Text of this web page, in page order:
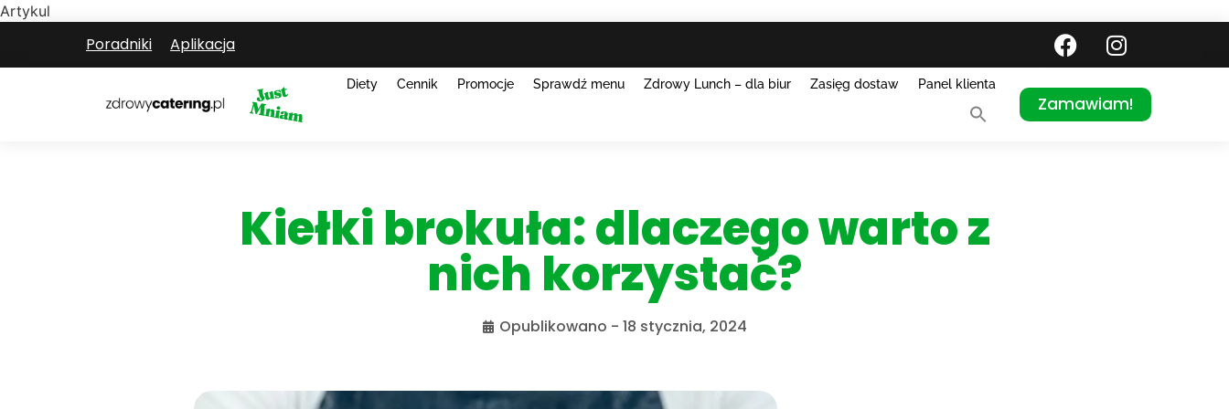
Artykul
Poradniki Aplikacja
Diety Cennik Promocje Sprawdź menu Zdrowy Lunch – dla biur Zasięg dostaw Panel klienta
Zamawiam!
Kiełki brokuła: dlaczego warto z
nich korzystać?
Opublikowano - 18 stycznia, 2024